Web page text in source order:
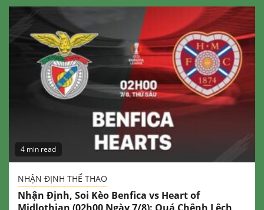
4 min read
NHẬN ĐỊNH THỂ THAO
Nhận Định, Soi Kèo Benfica vs Heart of